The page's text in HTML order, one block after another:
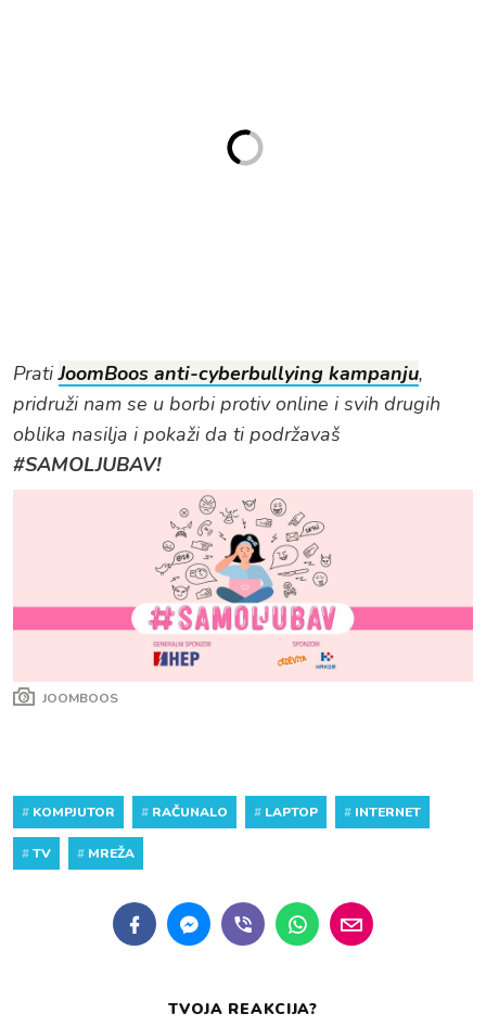
PratiJoomBoos anti-cyberbullying kampanju,
pridruži nam se u borbi protiv online i svih drugih
oblika nasilja i pokaži da ti podržavaš
#SAMOLJUBAV!
JOOMBOOS
# KOMPJUTOR # RAČUNALO # LAPTOP # INTERNET
#TV # MREŽA
TVOJA REAKCIJA?